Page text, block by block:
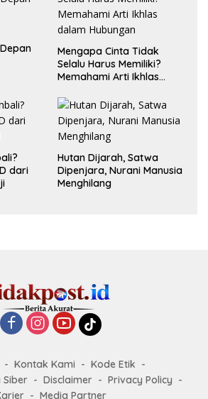
Mengapa Cinta Tidak
Selalu Harus Memiliki?
Memahami Arti Ikhlas
dari
Hutan Dijarah, Satwa
Dipenjara, Nurani Manusia
Menghilang
Kontak Kami
Kode Etik
Siber
Disclaimer
Privacy Policy
Media Partner